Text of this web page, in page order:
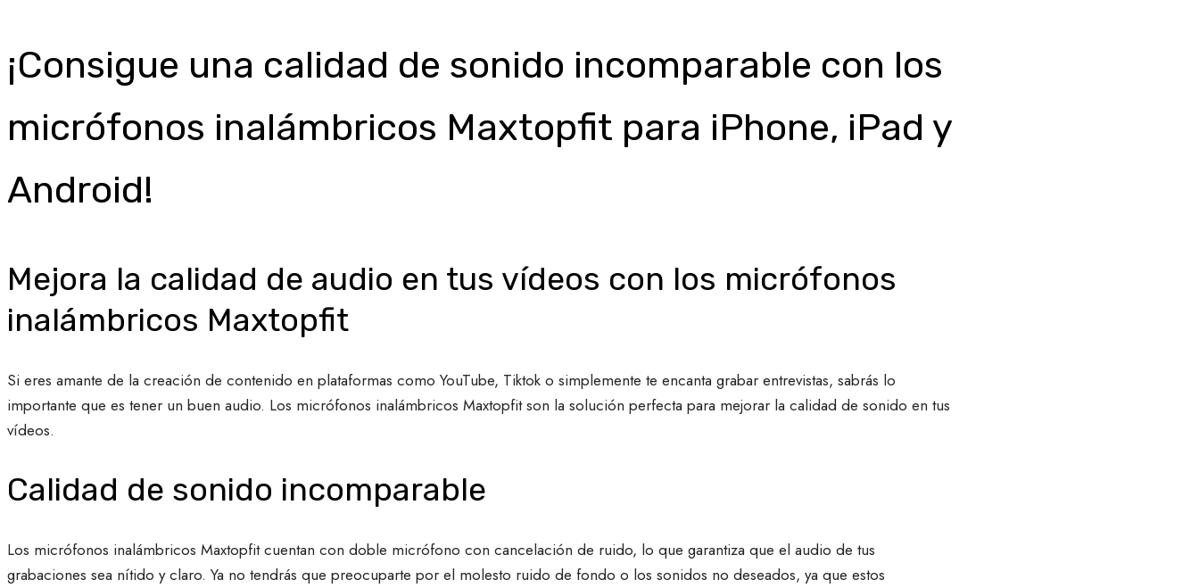
¡Consigue una calidad de sonido incomparable con los
micrófonos inalámbricos Maxtopfit para iPhone, iPad y
Android!
Mejora la calidad de audio en tus vídeos con los micrófonos
inalámbricos Maxtopfit
Si eres amante de la creación de contenido en plataformas como YouTube, Tiktok o simplemente te encanta grabar entrevistas, sabrás lo
importante que es tener un buen audio. Los micrófonos inalámbricos Maxtopfit son la solución perfecta para mejorar la calidad de sonido en tus
vídeos.
Calidad de sonido incomparable
Los micrófonos inalámbricos Maxtopfit cuentan con doble micrófono con cancelación de ruido, lo que garantiza que el audio de tus
grabaciones sea nítido y claro. Ya no tendrás que preocuparte por el molesto ruido de fondo o los sonidos no deseados, ya que estos